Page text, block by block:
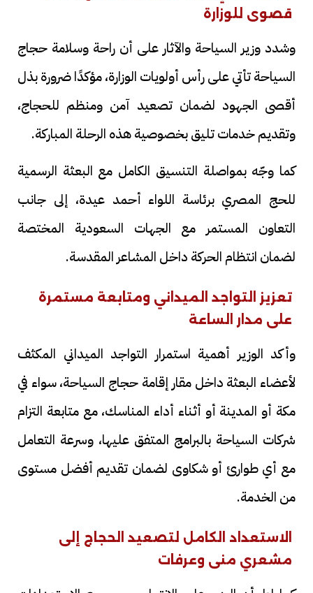
قصوى للوزارة
وشدد وزير السياحة والآثار على أن راحة وسلامة حجاج
السياحة تأتي على رأس أولويات الوزارة، مؤكدًا ضرورة بذل
أقصى الجهود لضمان تصعيد آمن ومنظم للحجاج،
وتقديم خدمات تليق بخصوصية هذه الرحلة المباركة.
كما وجّه بمواصلة التنسيق الكامل مع البعثة الرسمية
للحج المصري برئاسة اللواء أحمد عيدة، إلى جانب
التعاون المستمر مع الجهات السعودية المختصة
لضمان انتظام الحركة داخل المشاعر المقدسة.
تعزيز التواجد الميداني ومتابعة مستمرة
على مدار الساعة
وأكد الوزير أهمية استمرار التواجد الميداني المكثف
لأعضاء البعثة داخل مقار إقامة حجاج السياحة، سواء في
مكة أو المدينة أو أثناء أداء المناسك، مع متابعة التزام
شركات السياحة بالبرامج المتفق عليها، وسرعة التعامل
مع أي طوارئ أو شكاوى لضمان تقديم أفضل مستوى
من الخدمة.
الاستعداد الكامل لتصعيد الحجاج إلى
مشعري منى وعرفات